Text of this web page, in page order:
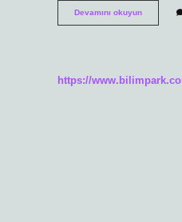
Devamını okuyun
Osmanlıca
https://